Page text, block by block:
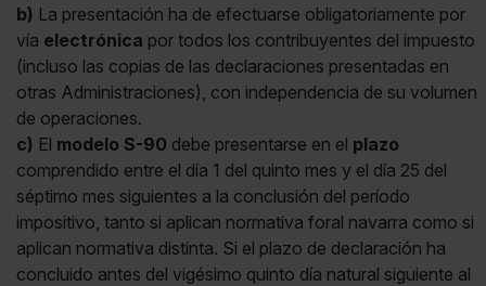
b) La presentación ha de efectuarse obligatoriamente por
vía electrónica por todos los contribuyentes del impuesto
(incluso las copias de las declaraciones presentadas en
otras Administraciones), con independencia de su volumen
de operaciones.
c) El modelo S-90 debe presentarse en el plazo
comprendido entre el día 1 del quinto mes y el día 25 del
séptimo mes siguientes a la conclusión del período
impositivo, tanto si aplican normativa foral navarra como si
aplican normativa distinta. Si el plazo de declaración ha
concluido antes del vigésimo quinto día natural siguiente al